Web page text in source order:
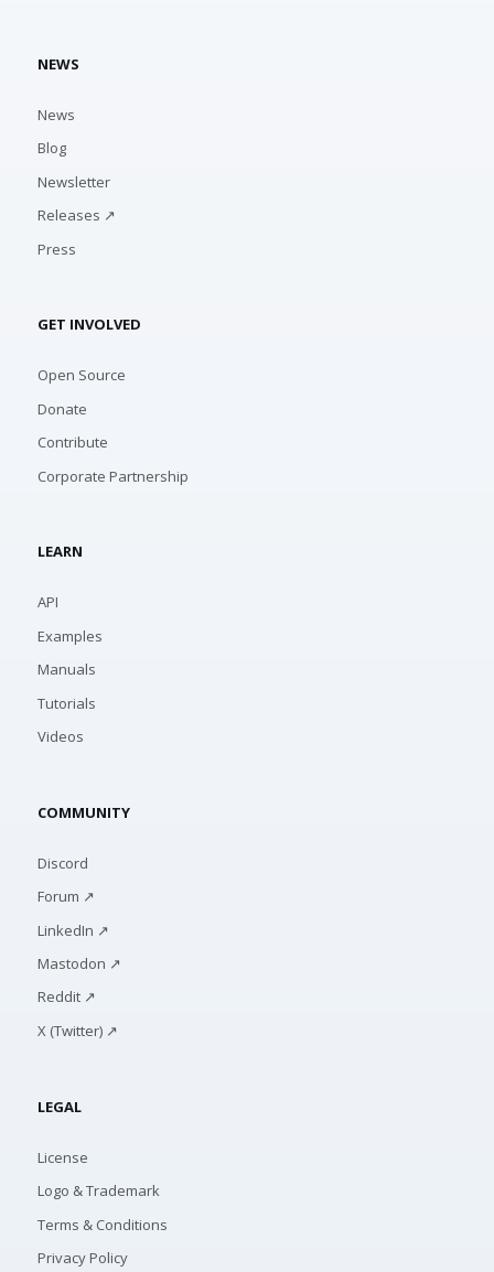
NEWS
News
Blog
Newsletter
Releases ↗
Press
GET INVOLVED
Open Source
Donate
Contribute
Corporate Partnership
LEARN
API
Examples
Manuals
Tutorials
Videos
COMMUNITY
Discord
Forum ↗
LinkedIn ↗
Mastodon ↗
Reddit ↗
X (Twitter) ↗
LEGAL
License
Logo & Trademark
Terms & Conditions
Privacy Policy